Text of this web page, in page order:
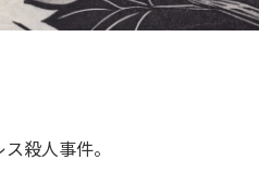
殺人事件。